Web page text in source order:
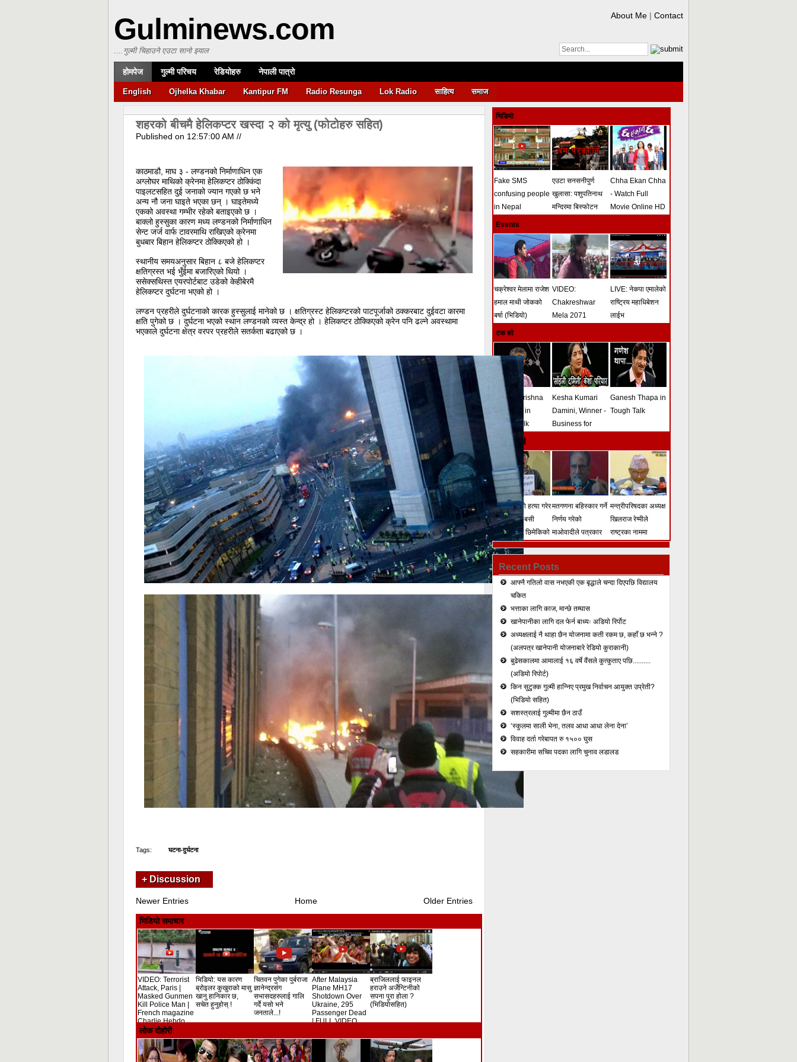
Gulminews.com
....गुल्मी चिहाउने एउटा सानो झ्याल
About Me | Contact
होमपेज गुल्मी परिचय रेडियोहरु नेपाली पात्रो
English Ojhelka Khabar Kantipur FM Radio Resunga Lok Radio साहित्य समाज
शहरको बीचमै हेलिकप्टर खस्दा २ को मृत्यु (फोटोहरु सहित)
Published on 12:57:00 AM //
काठमाडौ, माघ ३ - लण्डनको निर्माणाधिन एक
अग्लोघर माथिको क्रेनमा हेलिकप्टर ठोक्किंदा
पाइलटसहित दुई जनाको ज्यान गएको छ भने
अन्य नौ जना घाइते भएका छन् । घाइतेमध्ये
एकको अवस्था गम्भीर रहेको बताइएको छ ।
बाक्लो हुस्सुका कारण मध्य लण्डनको निर्माणाधिन
सेन्ट जर्ज वार्फ टावरमाथि राखिएको क्रेनमा
बुधबार बिहान हेलिकप्टर ठोक्किएको हो ।
स्थानीय समयअनुसार बिहान ८ बजे हेलिकप्टर
क्षतिग्रस्त भई भुँईमा बजारिएको थियो ।
ससेक्सथिस्त एयरपोर्टबाट उडेको केहीबेरमै
हेलिकप्टर दुर्घटना भएको हो ।
लण्डन प्रहरीले दुर्घटनाको कारक हुस्सुलाई मानेको छ । क्षतिग्रस्ट हेलिकप्टरको पाटपूर्जाको ठक्करबाट दुईवटा कारमा
क्षति पुगेको छ । दुर्घटना भएको स्थान लण्डनको व्यस्त केन्द्र हो । हेलिकप्टर ठोक्किएको क्रेन पनि ढल्ने अवस्थामा
भएकाले दुर्घटना क्षेत्र वरपर प्रहरीले सतर्कता बढाएको छ ।
Tags: घटना-दुर्घटना
+ Discussion
Newer Entries Older Entries
Home
भिडियो समाचार
VIDEO: Terrorist
Attack, Paris |
Masked Gunmen
Kill Police Man |
French magazine
Charlie Hebdo
Shooting
भिडियो: यस कारण
ब्रोइलर कुखुराको मासु
खानु हानिकार छ,
सचेत हुनुहोस् !
चितवन पुगेका पुर्बराजा
ज्ञानेन्द्रसंग
सभासदहरुलाई गालि
गर्देे यसो भने
जनताले...!
After Malaysia
Plane MH17
Shotdown Over
Ukraine, 295
Passenger Dead
! FULL VIDEO
ब्राजिललाई फाइनल
हराउने अर्जेन्टिनीको
सपना पुरा होला ?
(भिडियोसहित)
लोक दोहोरी
भिडियो
Fake SMS
confusing people
in Nepal
एउटा सनसनीपुर्ण
खुलासा: पशुपतिनाथ
मन्दिरमा बिस्फोटन
(भिडियो)
Chha Ekan Chha
- Watch Full
Movie Online HD
Events
चक्रेश्वर मेलामा राजेश
हमाल माथी जोकको
बर्षा (भिडियो)
VIDEO:
Chakreshwar
Mela 2071
LIVE: नेकपा एमालेको
राष्ट्रिय महाधिबेशन
लाईभ
टक शो
Madan Krishna
Shrestha in
Tough Talk
Kesha Kumari
Damini, Winner -
Business for
Tough Talk
Ganesh Thapa in
Tough Talk
हाम्रो रोजाई
आफ्नै बाबुको हत्या गरेर
१० बर्ष जेल बसी
निस्केर फेरी छिमेकिको
मतगणना बहिस्कार गर्ने
निर्णय गरेको
माओवादीले पत्रकार
मन्त्रीपरिषदका अध्यक्ष
खिलराज रेग्मीले
राष्ट्रका नाममा
Recent Posts
आफ्नै गतिलो वास नभएकी एक बृद्धाले चन्दा दिएपछि विद्यालय
चकित
भत्ताका लागि काज, मान्छे तम्घास
खानेपानीका लागि दल फेर्न बाध्यः अडियो रिर्पोट
अध्यक्षलाई नै थाहा छैन योजनामा कती रकम छ, कहाँ छ भन्ने ?
(अलपत्र खानेपानी योजनाबारे रेडियो कुराकानी)
बुढेसकालमा आमालाई १६ वर्षे वैंसले कुत्कुताए पछि..........
(अडियो रिपोर्ट)
किन सुटुक्क गुल्मी हान्निए प्रमुख निर्वाचन आयुक्त उप्रेती?
(भिडियो सहित)
सशस्त्रलाई गुल्मीमा छैन ठाउँ
‘स्कुलमा साली भेना, तलव आधा आधा लेना देना’
विवाह दर्ता गरेबापत रु १५०० घुस
सहकारीमा सचिव पदका लागि चुनाव लडालड